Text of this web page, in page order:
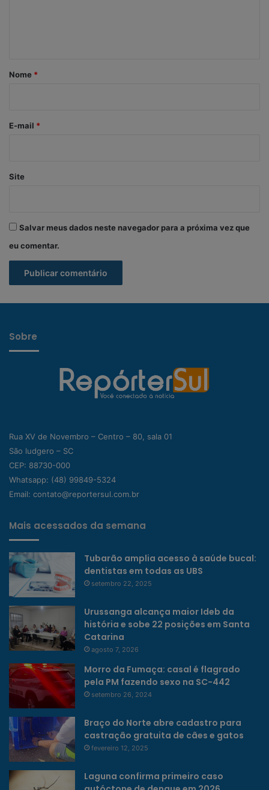
r
*
Nome *
E-mail *
Site
Salvar meus dados neste navegador para a próxima vez que
eu comentar.
Sobre
Rua XV de Novembro – Centro – 80, sala 01
São ludgero – SC
CEP: 88730-000
Whatsapp: (48) 99849-5324
Email: contato@reportersul.com.br
Mais acessados da semana
Tubarão amplia acesso à saúde bucal:
dentistas em todas as UBS
setembro 22, 2025
Urussanga alcança maior Ideb da
história e sobe 22 posições em Santa
Catarina
agosto 7, 2026
Morro da Fumaça: casal é flagrado
pela PM fazendo sexo na SC-442
setembro 26, 2024
Braço do Norte abre cadastro para
castração gratuita de cães e gatos
fevereiro 12, 2025
Laguna confirma primeiro caso